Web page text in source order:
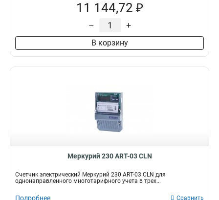
11 144,72 ₽
– +
В корзину
Меркурий 230 АRT-03 СLN
Счетчик электрический Меркурий 230 АRT-03 СLN для
однонаправленного многотарифного учета в трех...
Подробнее Сравнить